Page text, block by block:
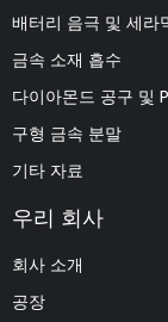
배터리 음극 및 세라
금속 소재 흡수
다이아몬드 공구 및
구형 금속 분말
기타 자료
우리 회사
회사 소개
공장